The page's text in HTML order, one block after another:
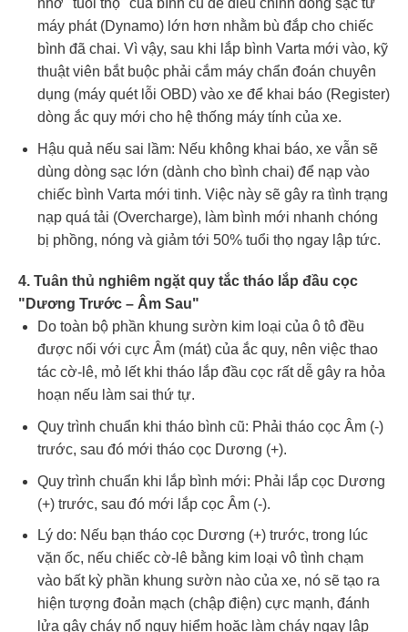
nhớ "tuổi thọ" của bình cũ để điều chỉnh dòng sạc từ
máy phát (Dynamo) lớn hơn nhằm bù đắp cho chiếc
bình đã chai. Vì vậy, sau khi lắp bình Varta mới vào, kỹ
thuật viên bắt buộc phải cắm máy chẩn đoán chuyên
dụng (máy quét lỗi OBD) vào xe để khai báo (Register)
dòng ắc quy mới cho hệ thống máy tính của xe.
Hậu quả nếu sai lầm: Nếu không khai báo, xe vẫn sẽ
dùng dòng sạc lớn (dành cho bình chai) để nạp vào
chiếc bình Varta mới tinh. Việc này sẽ gây ra tình trạng
nạp quá tải (Overcharge), làm bình mới nhanh chóng
bị phồng, nóng và giảm tới 50% tuổi thọ ngay lập tức.
4. Tuân thủ nghiêm ngặt quy tắc tháo lắp đầu cọc
"Dương Trước – Âm Sau"
Do toàn bộ phần khung sườn kim loại của ô tô đều
được nối với cực Âm (mát) của ắc quy, nên việc thao
tác cờ-lê, mỏ lết khi tháo lắp đầu cọc rất dễ gây ra hỏa
hoạn nếu làm sai thứ tự.
Quy trình chuẩn khi tháo bình cũ: Phải tháo cọc Âm (-)
trước, sau đó mới tháo cọc Dương (+).
Quy trình chuẩn khi lắp bình mới: Phải lắp cọc Dương
(+) trước, sau đó mới lắp cọc Âm (-).
Lý do: Nếu bạn tháo cọc Dương (+) trước, trong lúc
vặn ốc, nếu chiếc cờ-lê bằng kim loại vô tình chạm
vào bất kỳ phần khung sườn nào của xe, nó sẽ tạo ra
hiện tượng đoản mạch (chập điện) cực mạnh, đánh
lửa gây cháy nổ nguy hiểm hoặc làm cháy ngay lập